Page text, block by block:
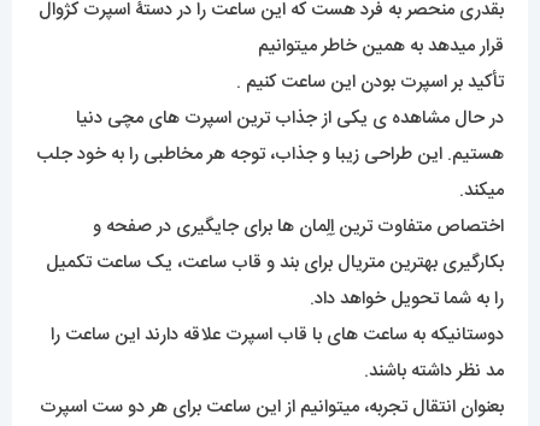
بقدری منحصر به فرد هست که این ساعت را در دستۀ اسپرت کژوال
قرار میدهد به همین خاطر میتوانیم
تأکید بر اسپرت بودن این ساعت کنیم .
در حال مشاهده ی یکی از جذاب ترین اسپرت های مچی دنیا
هستیم. این طراحی زیبا و جذاب، توجه هر مخاطبی را به خود جلب
میکند.
اختصاص متفاوت ترین اِلِمان ها برای جایگیری در صفحه و
بکارگیری بهترین متریال برای بند و قاب ساعت، یک ساعت تکمیل
را به شما تحویل خواهد داد.
دوستانیکه به ساعت های با قاب اسپرت علاقه دارند این ساعت را
مد نظر داشته باشند.
بعنوان انتقال تجربه، میتوانیم از این ساعت برای هر دو ست اسپرت